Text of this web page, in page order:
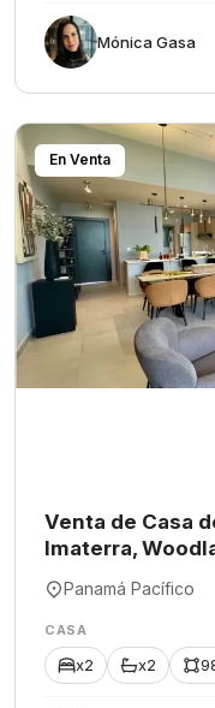
Mónica Gasa
En Venta
Venta de Casa
Imaterra,
Panamá Pacífico
CASA
x2 x2